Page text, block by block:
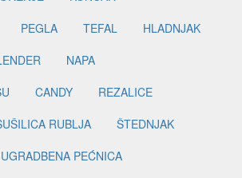
PEGLA TEFAL
HLADNJAK
NAPA
CANDY
REZALICE
RUBLJA
ŠTEDNJAK
UGRADBENA PEĆNICA